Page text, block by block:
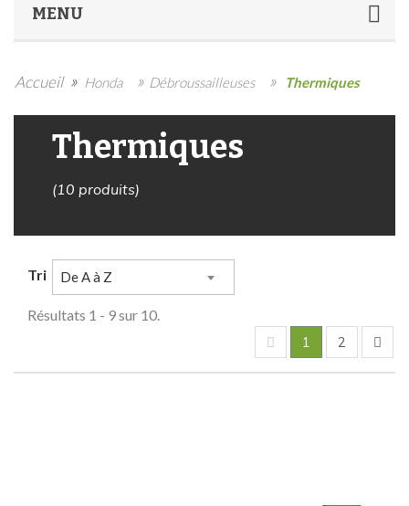
MENU
Accueil » Honda » Débroussailleuses » Thermiques
Thermiques
(10 produits)
Tri De A à Z
Résultats 1 - 9 sur 10.
1
2